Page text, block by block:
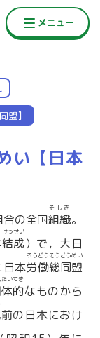
盟】
い【日本
合の全国組織
そしき
。
結成
けっせい
）で，大日
本労働総同盟
ろうどうそうどうめい
的
たいてき
なものから
前の日本におけ